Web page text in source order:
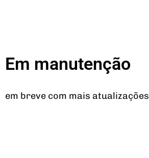
Em manutenção
em breve com mais atualizações